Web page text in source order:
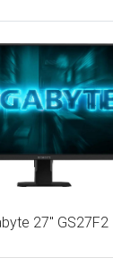
27" GS27F2